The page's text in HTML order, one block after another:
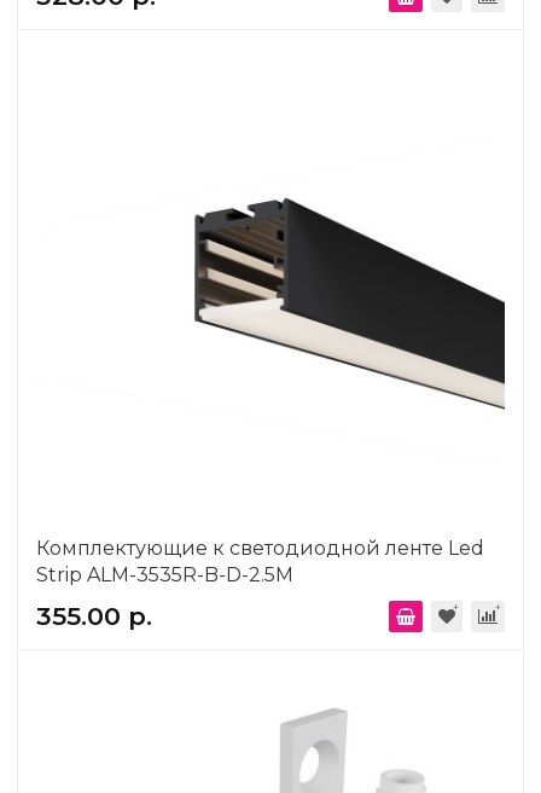
Комплектующие к светодиодной ленте Led
Strip ALM-3535R-B-D-2.5M
355.00 р.